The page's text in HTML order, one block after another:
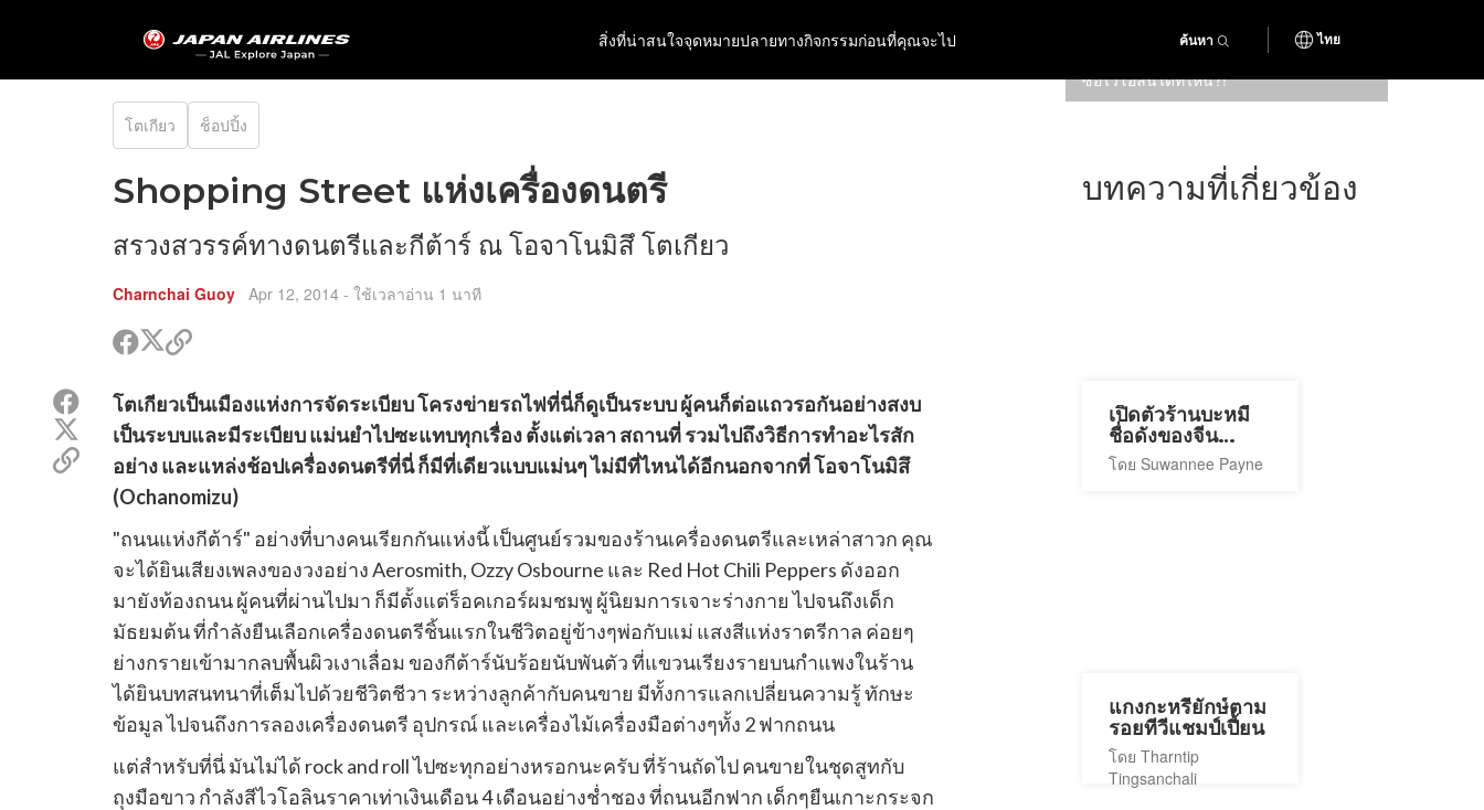
สิ่งที่น่าสนใจจุดหมายปลายทางกิจกรรมก่อนที่คุณจะไป ค้นหา ไทย
ใครพอจะบอกได้ไหมครับ ผมจะหา
ซื้อไวโอลินได้ที่ไหน?!
โตเกียว ช็อปปิ้ง
Shopping Street แห่งเครื่องดนตรี
สรวงสวรรค์ทางดนตรีและกีต้าร์ ณ โอจาโนมิสึ โตเกียว
Charnchai Guoy Apr 12, 2014 - ใช้เวลาอ่าน 1 นาที
แชร์
บุค
แชร์
ใน
ต
เตอร์
คัด
ไป
แชร์
แชร์
บุค
ใน
คัด
โตเกียวเป็นเมืองแห่งการจัดระเบียบ โครงข่ายรถไฟที่นี่ก็ดูเป็นระบบ ผู้คนก็ต่อแถวรอกันอย่างสงบ
เป็นระบบและมีระเบียบ แม่นยำไปซะแทบทุกเรื่อง ตั้งแต่เวลา สถานที่ รวมไปถึงวิธีการทำอะไรสัก
อย่าง และแหล่งช้อปเครื่องดนตรีที่นี่ ก็มีที่เดียวแบบแม่นๆ ไม่มีที่ไหนได้อีกนอกจากที่ โอจาโนมิสึ
(Ochanomizu)
"ถนนแห่งกีต้าร์" อย่างที่บางคนเรียกกันแห่งนี้ เป็นศูนย์รวมของร้านเครื่องดนตรีและเหล่าสาวก คุณ
จะได้ยินเสียงเพลงของวงอย่าง Aerosmith, Ozzy Osbourne และ Red Hot Chili Peppers ดังออก
มายังท้องถนน ผู้คนที่ผ่านไปมา ก็มีตั้งแต่ร็อคเกอร์ผมชมพู ผู้นิยมการเจาะร่างกาย ไปจนถึงเด็ก
มัธยมต้น ที่กำลังยืนเลือกเครื่องดนตรีชิ้นแรกในชีวิตอยู่ข้างๆพ่อกับแม่ แสงสีแห่งราตรีกาล ค่อยๆ
ย่างกรายเข้ามากลบพื้นผิวเงาเลื่อม ของกีต้าร์นับร้อยนับพันตัว ที่แขวนเรียงรายบนกำแพงในร้าน
ได้ยินบทสนทนาที่เต็มไปด้วยชีวิตชีวา ระหว่างลูกค้ากับคนขาย มีทั้งการแลกเปลี่ยนความรู้ ทักษะ
ข้อมูล ไปจนถึงการลองเครื่องดนตรี อุปกรณ์ และเครื่องไม้เครื่องมือต่างๆทั้ง 2 ฟากถนน
แต่สำหรับที่นี่ มันไม่ได้ rock and roll ไปซะทุกอย่างหรอกนะครับ ที่ร้านถัดไป คนขายในชุดสูทกับ
ถุงมือขาว กำลังสีไวโอลินราคาเท่าเงินเดือน 4 เดือนอย่างช่ำชอง ที่ถนนอีกฟาก เด็กๆยืนเกาะกระจก
บทความที่เกี่ยวข้อง
เปิดตัวร้านบะหมี่
ชื่อดังของจีน
'Mazilu'
โดย Suwannee Payne
แกงกะหรี่ยักษ์ตาม
รอยทีวีแชมป์เปี้ยน
โดย Tharntip
Tingsanchali